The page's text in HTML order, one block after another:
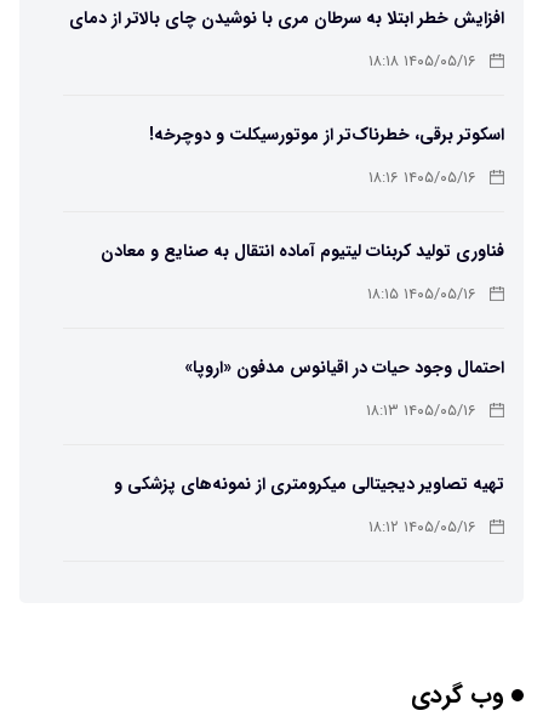
افزایش خطر ابتلا به سرطان مری با نوشیدن چای بالاتر از دمای
۶۵ درجه ۱۴۰۵/۰۵/۱۶ ۱۸:۱۸
اسکوتر برقی، خطرناک‌تر از موتورسیکلت و دوچرخه!
۱۴۰۵/۰۵/۱۶ ۱۸:۱۶
فناوری تولید کربنات لیتیوم آماده انتقال به صنایع و معادن
است۱۴۰۵/۰۵/۱۶ ۱۸:۱۵
احتمال وجود حیات در اقیانوس مدفون «اروپا»
۱۴۰۵/۰۵/۱۶ ۱۸:۱۳
تهیه تصاویر دیجیتالی میکرومتری از نمونه‌های پزشکی و
صنعتی۱۴۰۵/۰۵/۱۶ ۱۸:۱۲
وب گردی